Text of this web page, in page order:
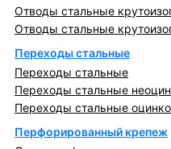
Отводы стальные
Отводы стальные
Переходы стальные
Переходы стальные
Переходы стальные
Переходы стальные
Перфорированный крепеж